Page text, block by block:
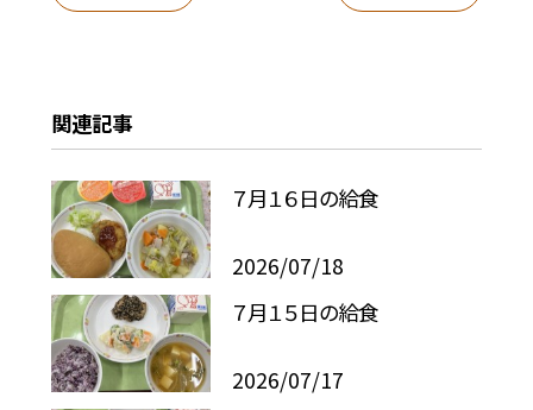
関連記事
７月１６日の給食
2026/07/18
７月１５日の給食
2026/07/17